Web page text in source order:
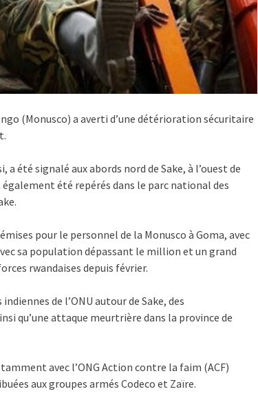
(Monusco) a averti d’une détérioration sécuritaire
été signalé aux abords nord de Sake, à l’ouest de
été repérés dans le parc national des
pour le personnel de la Monusco à Goma, avec
sa population dépassant le million et un grand
rwandaises depuis février.
de l’ONU autour de Sake, des
qu’une attaque meurtrière dans la province de
avec l’ONG Action contre la faim (ACF)
aux groupes armés Codeco et Zaïre.